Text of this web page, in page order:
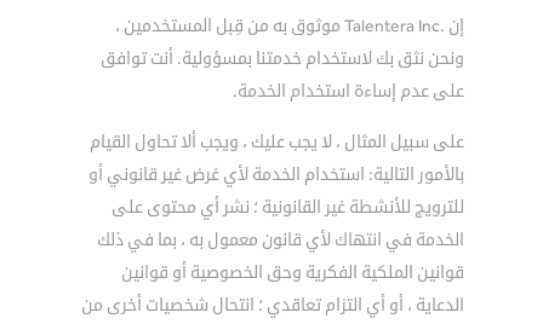
إن .Talentera Inc موثوق به من قِبل المستخدمين ،
ونحن نثق بك لاستخدام خدمتنا بمسؤولية. أنت توافق
على عدم إساءة استخدام الخدمة.
على سبيل المثال ، لا يجب عليك ، ويجب ألا تحاول القيام
بالأمور التالية: استخدام الخدمة لأي غرض غير قانوني أو
للترويج للأنشطة غير القانونية ؛ نشر أي محتوى على
الخدمة في انتهاك لأي قانون معمول به ، بما في ذلك
قوانين الملكية الفكرية وحق الخصوصية أو قوانين
الدعاية ، أو أي التزام تعاقدي ؛ انتحال شخصيات أخرى من